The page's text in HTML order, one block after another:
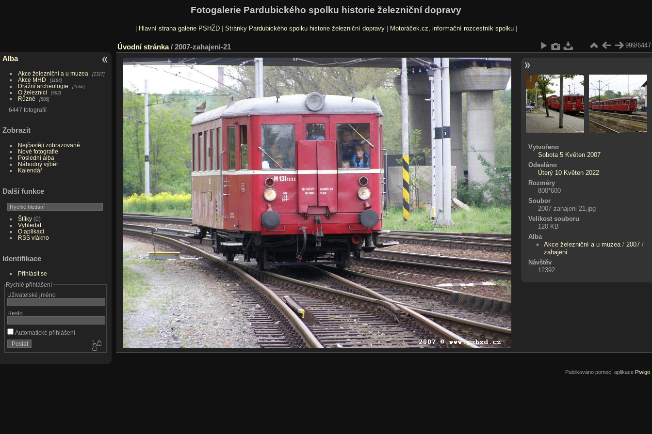
Fotogalerie Pardubického spolku historie železniční dopravy
Hlavní strana galerie PSHŽD| Stránky Pardubického spolku historie železniční dopravy| Motoráček.cz, informační rozcestník spolku|
Alba
Akce železniční a u muzea 2317
Akce MHD 1184
Drážní archeologie 1666
O železnici 692
Různé 588
6447 fotografií
Zobrazit
Nejčastěji zobrazované
Nové fotografie
Poslední alba
Náhodný výběr
Kalendář
Další funkce
Štítky(0)
Vyhledat
O aplikaci
RSS vlákno
Identifikace
Přihlásit se
Rychlé přihlášení
Uživatelské jméno
Heslo
Automatické přihlášení
Úvodní stránka/ 2007-zahajeni-21 999/6447
Vytvořeno
Sobota 5 Květen 2007
Odesláno
Úterý 10 Květen 2022
Rozměry
800*600
Soubor
2007-zahajeni-21.jpg
Velikost souboru
120 KB
Alba
Akce železniční a u muzea / 2007 /
zahajeni
Návštěv
12392
Publikováno pomocí aplikace Piwigo